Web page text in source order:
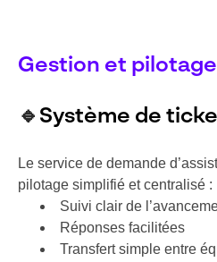
Gestion et
🔹 Système de
Le service de demande
pilotage simplifié et centralisé :
Suivi clair de
Réponses facilitées
Transfert simple entre